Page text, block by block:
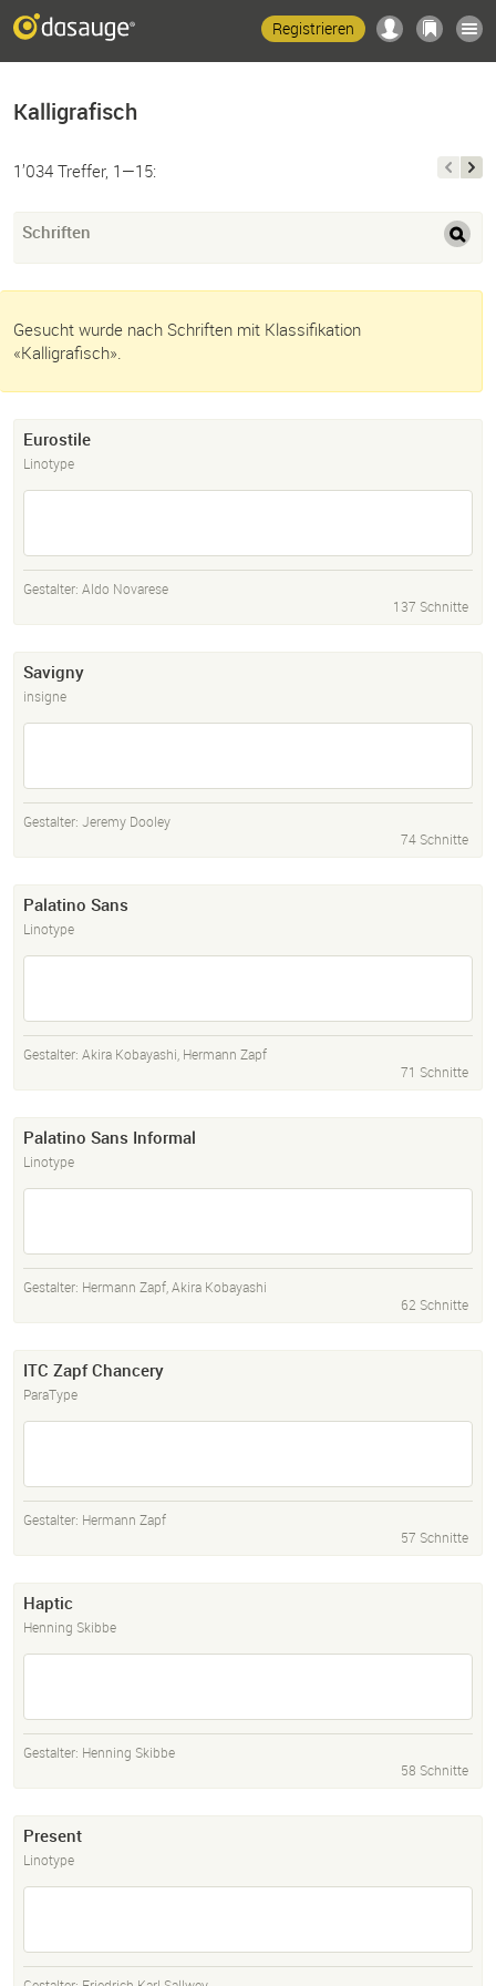
Registrieren
Kalligrafisch
1’034 Treffer, 1—15:
Schriften
Gesucht wurde nach Schriften mit Klassifikation
«Kalligrafisch».
Eurostile
Linotype
Gestalter: Aldo Novarese
137 Schnitte
Savigny
insigne
Gestalter: Jeremy Dooley
74 Schnitte
Palatino Sans
Linotype
Gestalter: Akira Kobayashi, Hermann Zapf
71 Schnitte
Palatino Sans Informal
Linotype
Gestalter: Hermann Zapf,Akira Kobayashi
62 Schnitte
ITC Zapf Chancery
ParaType
Gestalter: Hermann Zapf
57 Schnitte
Haptic
Henning Skibbe
Gestalter: Henning Skibbe
58 Schnitte
Present
Linotype